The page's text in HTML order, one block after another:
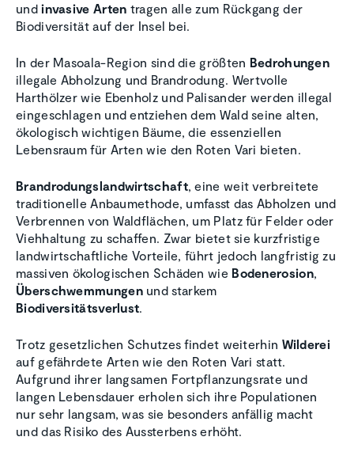
undinvasive Arten tragen alle zum Rückgang der
Biodiversität auf der Insel bei.
In der Masoala-Region sind die größten Bedrohungen
illegale Abholzung und Brandrodung. Wertvolle
Harthölzer wie Ebenholz und Palisander werden illegal
eingeschlagen und entziehen dem Wald seine alten,
ökologisch wichtigen Bäume, die essenziellen
Lebensraum für Arten wie den Roten Vari bieten.
Brandrodungslandwirtschaft, eine weit verbreitete
traditionelle Anbaumethode, umfasst das Abholzen und
Verbrennen von Waldflächen, um Platz für Felder oder
Viehhaltung zu schaffen. Zwar bietet sie kurzfristige
landwirtschaftliche Vorteile, führt jedoch langfristig zu
massiven ökologischen Schäden wie Bodenerosion,
Überschwemmungenund starkem
Biodiversitätsverlust.
Trotz gesetzlichen Schutzes findet weiterhin Wilderei
auf gefährdete Arten wie den Roten Vari statt.
Aufgrund ihrer langsamen Fortpflanzungsrate und
langen Lebensdauer erholen sich ihre Populationen
nur sehr langsam, was sie besonders anfällig macht
und das Risiko des Aussterbens erhöht.